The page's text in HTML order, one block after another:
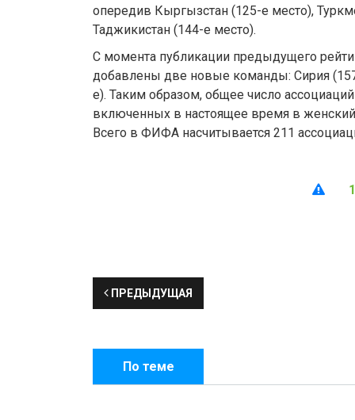
опередив Кыргызстан (125-е место),
Таджикистан (144-е место).
С момента публикации предыдущего
добавлены две новые команды: Сирия
е). Таким образом, общее число
включенных в настоящее время в женский
Всего в ФИФА насчитывается 211
1
ПРЕДЫДУЩАЯ
По теме